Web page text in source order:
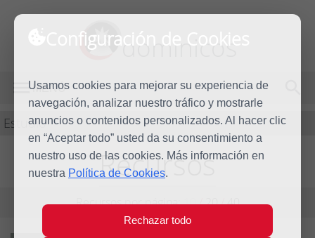
Configuración de Cookies
Usamos cookies para mejorar su experiencia de
navegación, analizar nuestro tráfico y mostrarle
anuncios o contenidos personalizados. Al hacer clic
en “Aceptar todo” usted da su consentimiento a
nuestro uso de las cookies. Más información en
nuestra Política de Cookies.
Rechazar todo
dominicos
MENÚ
Estudio
Recursos
Recursos por página:10/20/40